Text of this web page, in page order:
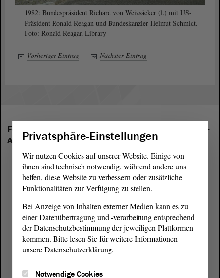
1982: Bundespräsident Richard von Weizsäcker (l.) mit US-
Präsident Ronald Reagan und Bundeskanzler Helmut Schmidt.
Foto: Ronald Reagan Library
Vorheriger Eintrag – Nächster Eintrag
Folgende Fraktionen sind im Landtag von Sachsen-
Anhalt vertreten:
Privatsphäre-Einstellungen
Wir nutzen Cookies auf unserer Website. Einige von
ihnen sind technisch notwendig, während andere uns
helfen, diese Website zu verbessern oder zusätzliche
Funktionalitäten zur Verfügung zu stellen.
Bei Anzeige von Inhalten externer Medien kann es zu
einer Datenübertragung und -verarbeitung entsprechend
der Datenschutzbestimmung der jeweiligen Plattformen
kommen. Bitte lesen Sie für weitere Informationen
unsere Datenschutzerklärung.
Notwendige Cookies